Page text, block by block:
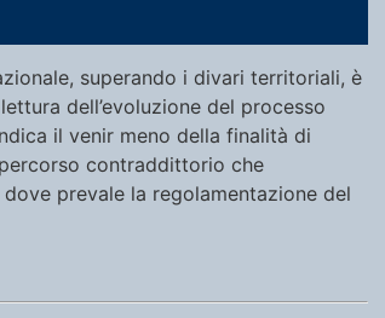
superando i divari territoriali, è
dell’evoluzione del processo
il venir meno della finalità di
contraddittorio che
prevale la regolamentazione del